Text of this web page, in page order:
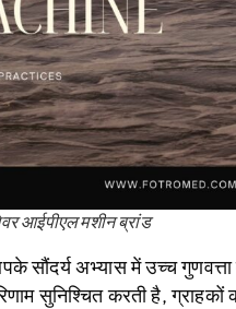
आईपीएल मशीन ब्रांड
सौंदर्य अभ्यास में उच्च गुणवत्ता
सुनिश्चित करती है,